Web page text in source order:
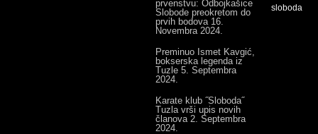
sloboda
prvenstvu: Odbojkašice
Slobode preokretom do
prvih bodova 16.
Novembra 2024.
Preminuo Ismet Kavgić,
bokserska legenda iz
Tuzle 5. Septembra
2024.
Karate klub ˝Sloboda˝
Tuzla vrši upis novih
članova 2. Septembra
2024.